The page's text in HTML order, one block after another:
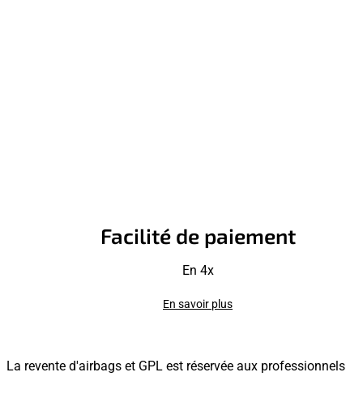
Facilité de paiement
En 4x
En savoir plus
La revente d'airbags et GPL est réservée aux professionnels